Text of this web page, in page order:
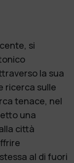
si
la sua
ricerca sulle
tenace, nel
una
città
al di fuori